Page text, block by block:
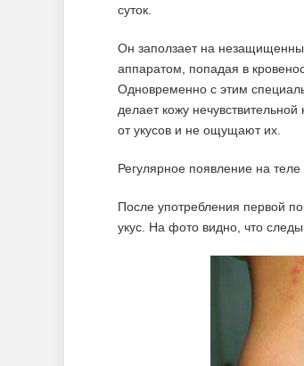
суток.
Он заползает на
аппаратом, попадая в
Одновременно с этим
делает кожу
от укусов и не ощущают их.
Регулярное появление на теле
После употребления первой
укус. На фото видно, что